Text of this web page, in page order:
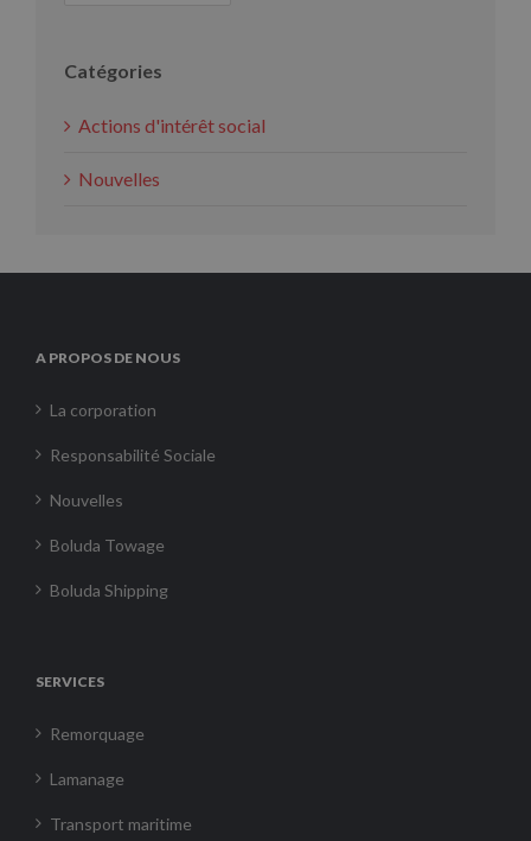
Catégories
Actions d'intérêt social
Nouvelles
A PROPOS DE NOUS
La corporation
Responsabilité Sociale
Nouvelles
Boluda Towage
Boluda Shipping
SERVICES
Remorquage
Lamanage
Transport maritime